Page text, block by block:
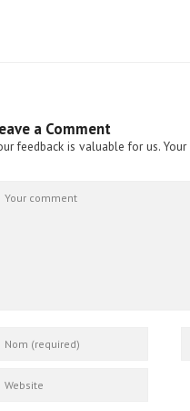
a Comment
feedback is valuable for us.